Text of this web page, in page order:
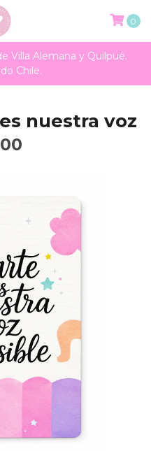
Villa Alemana y Quilpué.
Chile.
0
nuestra voz